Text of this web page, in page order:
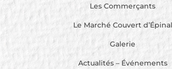
Les Commerçants
Le Marché Couvert d’Épinal
Galerie
Actualités – Événements